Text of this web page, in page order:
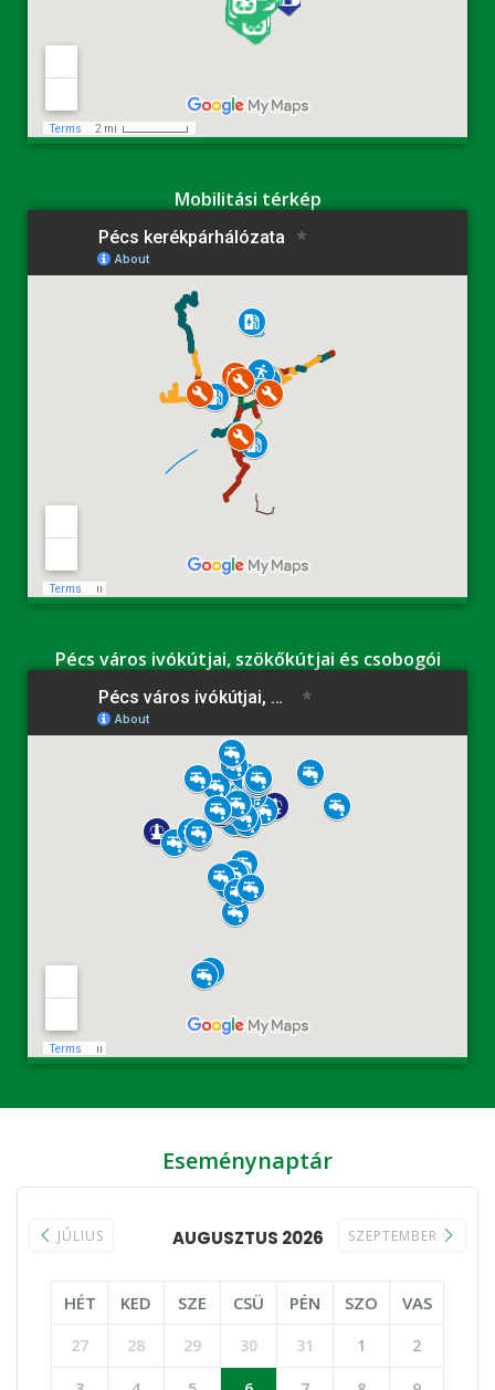
Mobilitási térkép
Pécs város ivókútjai, szökőkútjai és csobogói
Eseménynaptár
JÚLIUS AUGUSZTUS 2026 SZEPTEMBER
HÉT KED SZE CSÜ PÉN SZO VAS
27 28 29 30 31 1 2